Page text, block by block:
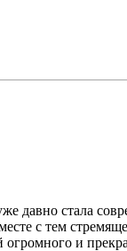
давно стала
с тем
и